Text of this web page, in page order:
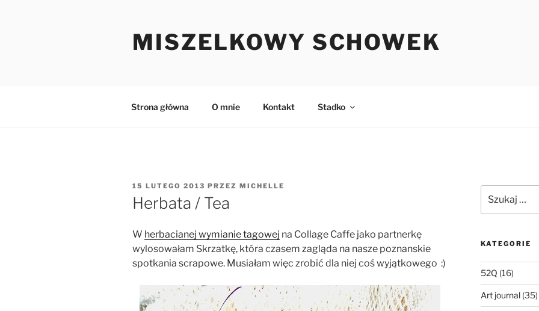
MISZELKOWY SCHOWEK
Strona główna O mnie Kontakt Stadko
OPUBLIKOWANE
W
15 LUTEGO 2013 PRZEZ MICHELLE
Herbata / Tea
W herbacianej wymianie tagowej na Collage Caffe jako partnerkę
wylosowałam Skrzatkę, która czasem zagląda na nasze poznanskie
spotkania scrapowe. Musiałam więc zrobić dla niej coś wyjątkowego :)
KATEGORIE
52Q (16)
Art journal(35)